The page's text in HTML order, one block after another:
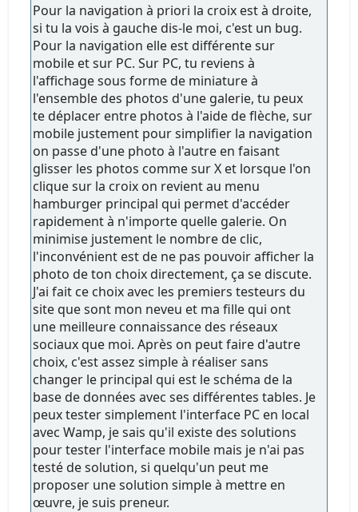
Pour la navigation à priori la croix est à droite,
si tu la vois à gauche dis-le moi, c'est un bug.
Pour la navigation elle est différente sur
mobile et sur PC. Sur PC, tu reviens à
l'affichage sous forme de miniature à
l'ensemble des photos d'une galerie, tu peux
te déplacer entre photos à l'aide de flèche, sur
mobile justement pour simplifier la navigation
on passe d'une photo à l'autre en faisant
glisser les photos comme sur X et lorsque l'on
clique sur la croix on revient au menu
hamburger principal qui permet d'accéder
rapidement à n'importe quelle galerie. On
minimise justement le nombre de clic,
l'inconvénient est de ne pas pouvoir afficher la
photo de ton choix directement, ça se discute.
J'ai fait ce choix avec les premiers testeurs du
site que sont mon neveu et ma fille qui ont
une meilleure connaissance des réseaux
sociaux que moi. Après on peut faire d'autre
choix, c'est assez simple à réaliser sans
changer le principal qui est le schéma de la
base de données avec ses différentes tables. Je
peux tester simplement l'interface PC en local
avec Wamp, je sais qu'il existe des solutions
pour tester l'interface mobile mais je n'ai pas
testé de solution, si quelqu'un peut me
proposer une solution simple à mettre en
œuvre, je suis preneur.